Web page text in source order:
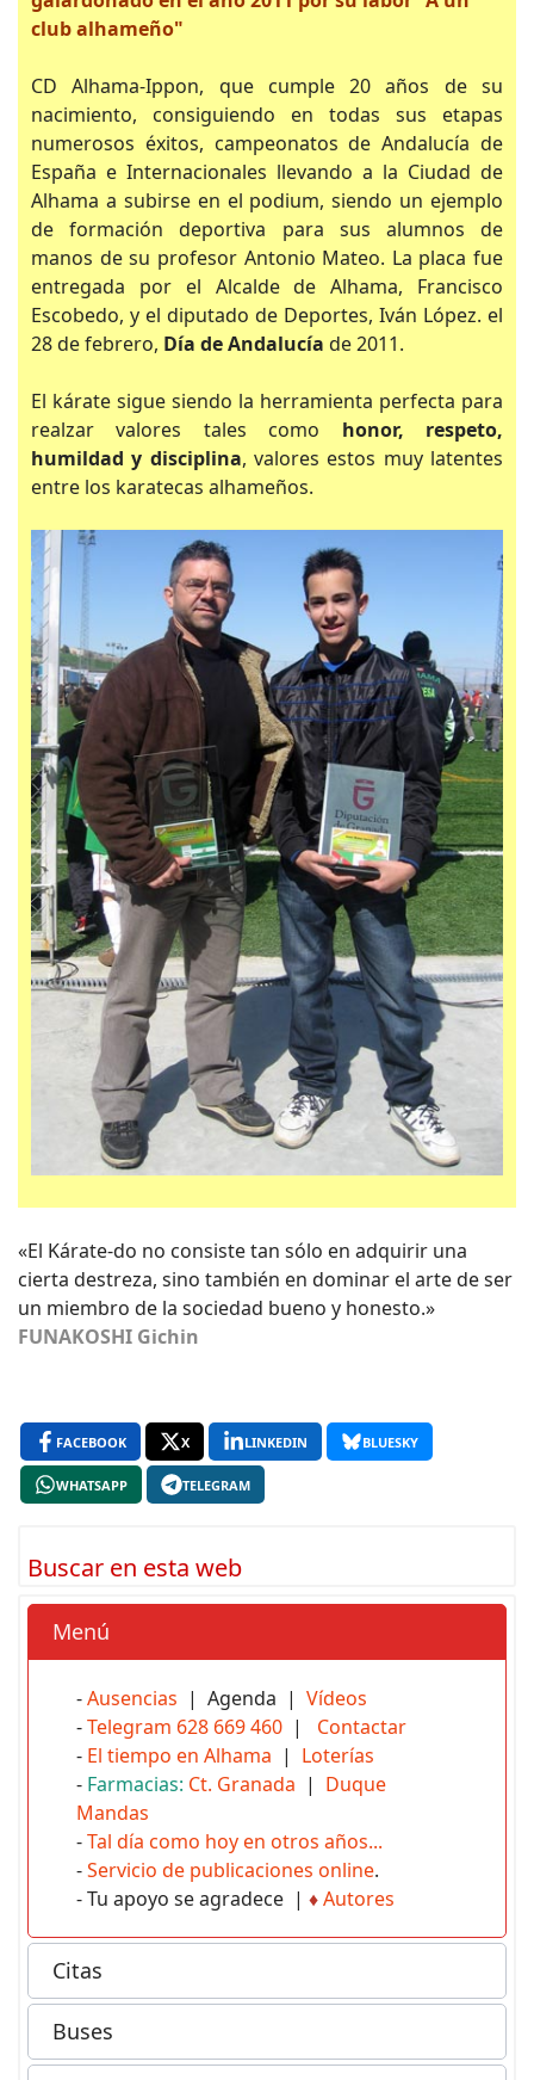
club alhameño"
CD Alhama-Ippon, que cumple 20 años de su
nacimiento, consiguiendo en todas sus etapas
numerosos éxitos, campeonatos de Andalucía de
España e Internacionales llevando a la Ciudad de
Alhama a subirse en el podium, siendo un ejemplo
de formación deportiva para sus alumnos de
manos de su profesor Antonio Mateo. La placa fue
entregada por el Alcalde de Alhama, Francisco
Escobedo, y el diputado de Deportes, Iván López. el
28 de febrero, Día de Andalucía de 2011.
El kárate sigue siendo la herramienta perfecta para
realzar valores tales como honor, respeto,
humildad y disciplina, valores estos muy latentes
entre los karatecas alhameños.
«El Kárate-do no consiste tan sólo en adquirir una
cierta destreza, sino también en dominar el arte de ser
un miembro de la sociedad bueno y honesto.»
FUNAKOSHI Gichin
FACEBOOK X LINKEDIN BLUESKY
WHATSAPP TELEGRAM
Buscar en esta web
Menú
-Ausencias | Agenda | Vídeos
-Telegram 628 669 460 | Contactar
- El tiempo en Alhama | Loterías
- Farmacias: Ct. Granada | Duque
Mandas
-Tal día como hoy en otros años...
-Servicio de publicaciones online.
- Tu apoyo se agradece | ♦Autores
Citas
Buses